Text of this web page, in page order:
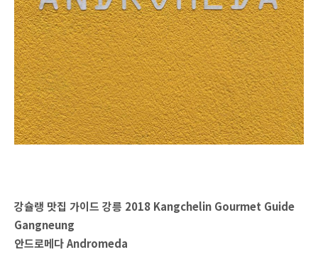
강슐랭 맛집 가이드 강릉 2018 Kangchelin Gourmet Guide
Gangneung
안드로메다 Andromeda